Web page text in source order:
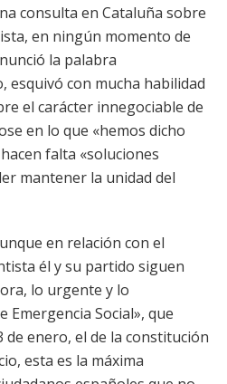
consulta en Cataluña sobre
en ningún momento de
la palabra
esquivó con mucha habilidad
el carácter innegociable de
en lo que «hemos dicho
falta «soluciones
mantener la unidad del
en relación con el
él y su partido siguen
lo urgente y lo
Emergencia Social», que
enero, el de la constitución
esta es la máxima